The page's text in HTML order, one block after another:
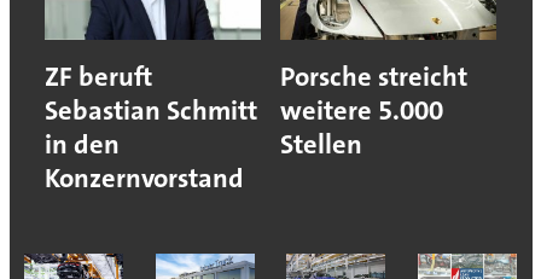
ZF beruft
Sebastian Schmitt
in den
Konzernvorstand
Porsche streicht
weitere 5.000
Stellen